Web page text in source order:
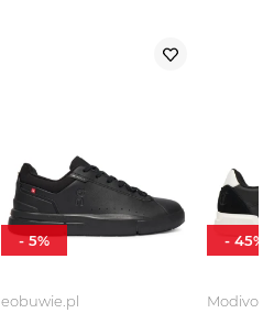
eobuwie.pl
-5%
Modivo
- 45%